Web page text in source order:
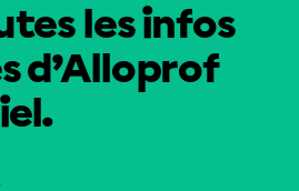
les infos
d’Alloprof